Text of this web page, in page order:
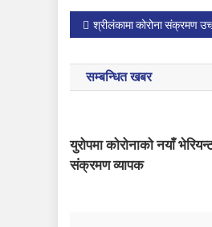
P
o
s
n
श्रीलंकामा कोरोना संक्रमण उच्च : लकडाउन नगरिने
सम्बन्धित खबर
युरोपमा कोरोनाको नयाँ
संक्रमण व्यापक